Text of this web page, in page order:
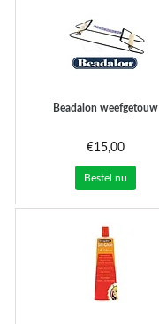
Beadalon weefgetouw
€15,00
Bestel nu